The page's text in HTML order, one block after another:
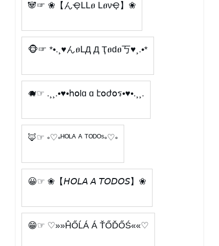
🐼☞ ❀【んҾԼԼፀ ԼፀνҾ】❀
🐵☞ *•.¸♥んፀԼД Д Ҭፀԁፀ丂♥¸.•*
🐗☞ .¸¸.•♥•հօlɑ ɑ էօժօร•♥•.¸¸.
🦊☞ ◦♡◦ᴴᴼᴸᴬ ᴬ ᵀᴼᴰᴼˢ◦♡◦
😀☞ ❀【𝘏𝘖𝘓𝘈 𝘈 𝘛𝘖𝘋𝘖𝘚】❀
😁☞ ♡»»ĤŐĹÁ Á ŤŐĎŐŚ««♡